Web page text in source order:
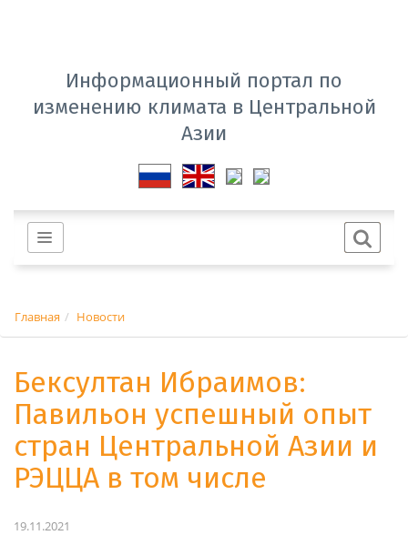
Информационный портал по
изменению климата в Центральной
Азии
Главная Новости
Бексултан Ибраимов:
Павильон успешный опыт
стран Центральной Азии и
РЭЦЦА в том числе
19.11.2021